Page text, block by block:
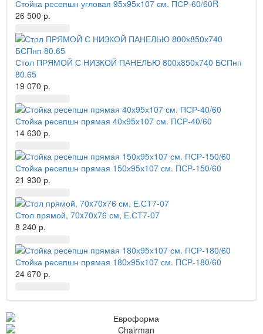
Стойка ресепшн угловая 95х95х107 см. ПСР-60/60R
26 500 р.
Стол ПРЯМОЙ С НИЗКОЙ ПАНЕЛЬЮ 800х850х740 БСПнп
80.65
19 070 р.
Стойка ресепшн прямая 40х95х107 см. ПСР-40/60
14 630 р.
Стойка ресепшн прямая 150х95х107 см. ПСР-150/60
21 930 р.
Стол прямой, 70x70x76 см, Е.СТ7-07
8 240 р.
Стойка ресепшн прямая 180х95х107 см. ПСР-180/60
24 670 р.